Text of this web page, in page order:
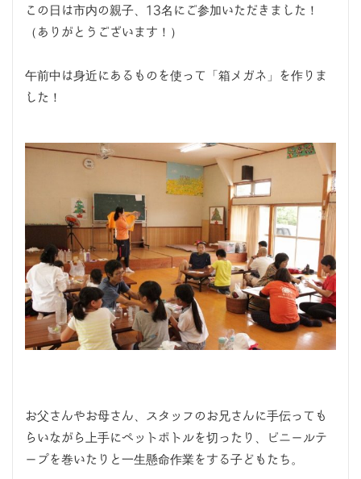
この日は市内の親子、13名にご参加いただきました！
（ありがとうございます！）
午前中は身近にあるものを使って「箱メガネ」を作りま
した！
お父さんやお母さん、スタッフのお兄さんに手伝っても
らいながら上手にペットボトルを切ったり、ビニールテ
ープを巻いたりと一生懸命作業をする子どもたち。